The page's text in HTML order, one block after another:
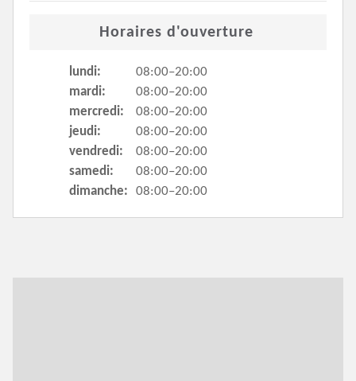
Horaires d'ouverture
lundi:
08:00–20:00
mardi:
08:00–20:00
mercredi:
08:00–20:00
jeudi:
08:00–20:00
vendredi:
08:00–20:00
samedi:
08:00–20:00
dimanche:
08:00–20:00